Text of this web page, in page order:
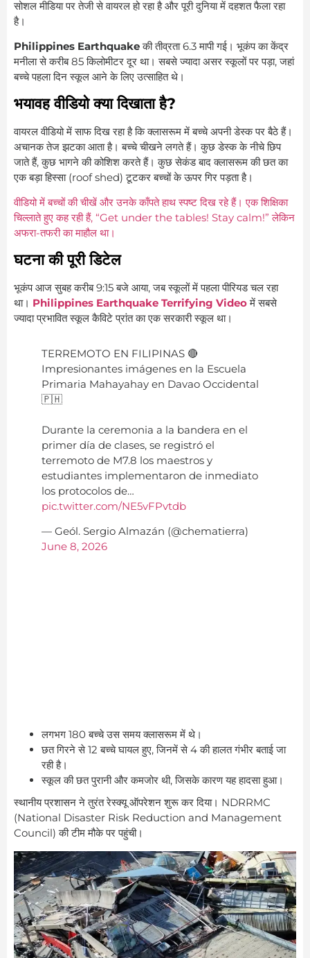
सोशल मीडिया पर तेजी से वायरल हो रहा है और पूरी दुनिया में दहशत फैला रहा
है।
Philippines Earthquakeकी तीव्रता 6.3 मापी गई। भूकंप का केंद्र
मनीला से करीब 85 किलोमीटर दूर था। सबसे ज्यादा असर स्कूलों पर पड़ा, जहां
बच्चे पहला दिन स्कूल आने के लिए उत्साहित थे।
भयावह वीडियो क्या दिखाता है?
वायरल वीडियो में साफ दिख रहा है कि क्लासरूम में बच्चे अपनी डेस्क पर बैठे हैं।
अचानक तेज झटका आता है। बच्चे चीखने लगते हैं। कुछ डेस्क के नीचे छिप
जाते हैं, कुछ भागने की कोशिश करते हैं। कुछ सेकंड बाद क्लासरूम की छत का
एक बड़ा हिस्सा (roof shed) टूटकर बच्चों के ऊपर गिर पड़ता है।
वीडियो में बच्चों की चीखें और उनके काँपते हाथ स्पष्ट दिख रहे हैं। एक शिक्षिका
चिल्लाते हुए कह रही हैं, “Get under the tables! Stay calm!” लेकिन
अफरा-तफरी का माहौल था।
घटना की पूरी डिटेल
भूकंप आज सुबह करीब 9:15 बजे आया, जब स्कूलों में पहला पीरियड चल रहा
था। Philippines Earthquake Terrifying Videoमें सबसे
ज्यादा प्रभावित स्कूल कैविटे प्रांत का एक सरकारी स्कूल था।
TERREMOTO EN FILIPINAS 🔴
Impresionantes imágenes en la Escuela
Primaria Mahayahay en Davao Occidental
🇵🇭
Durante la ceremonia a la bandera en el
primer día de clases, se registró el
terremoto de M7.8 los maestros y
estudiantes implementaron de inmediato
los protocolos de…
pic.twitter.com/NE5vFPvtdb
— Geól. Sergio Almazán (@chematierra)
June 8, 2026
लगभग 180 बच्चे उस समय क्लासरूम में थे।
छत गिरने से 12 बच्चे घायल हुए, जिनमें से 4 की हालत गंभीर बताई जा
रही है।
स्कूल की छत पुरानी और कमजोर थी, जिसके कारण यह हादसा हुआ।
स्थानीय प्रशासन ने तुरंत रेस्क्यू ऑपरेशन शुरू कर दिया। NDRRMC
(National Disaster Risk Reduction and Management
Council) की टीम मौके पर पहुंची।